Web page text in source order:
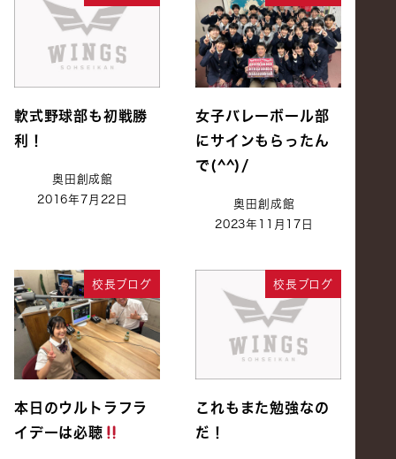
軟式野球部も初戦勝
利！
奥田創成館
2016年7月22日
女子バレーボール部
にサインもらったん
で(^^)/
奥田創成館
2023年11月17日
校長ブログ
本日のウルトラフラ
イデーは必聴
校長ブログ
これもまた勉強なの
だ！